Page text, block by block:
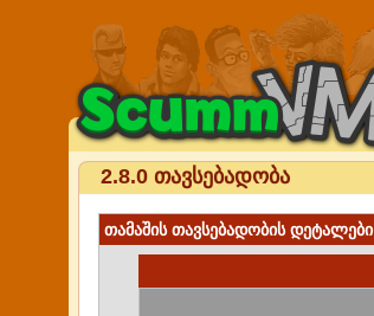
2.8.0 თავსებადობა
თამაშის თავსებადობის დეტალები